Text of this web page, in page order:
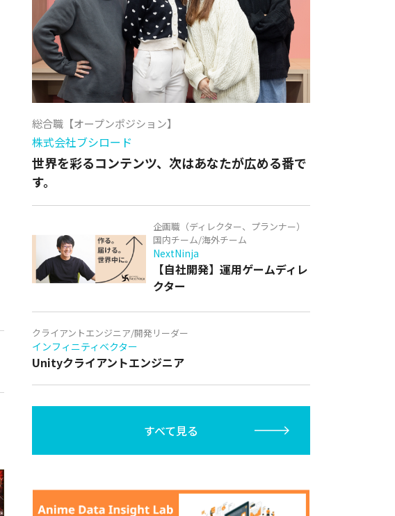
総合職【オープンポジション】
株式会社ブシロード
世界を彩るコンテンツ、次はあなたが広める番で
す。
企画職（ディレクター、プランナー）
国内チーム/海外チーム
NextNinja
【自社開発】運用ゲームディレ
クター
クライアントエンジニア/開発リーダー
インフィニティベクター
Unityクライアントエンジニア
すべて見る